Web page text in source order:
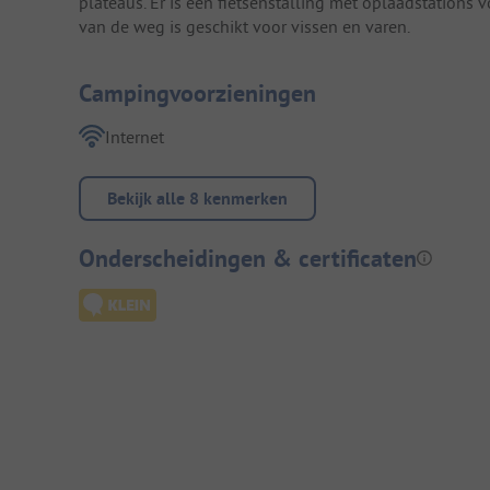
van de weg is geschikt voor vissen en varen.
Campingvoorzieningen
Internet
Bekijk alle 8 kenmerken
Onderscheidingen & certificaten